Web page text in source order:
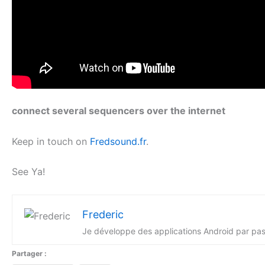
connect several sequencers over the internet
Keep in touch on Fredsound.fr.
See Ya!
Frederic
Je développe des applications Android par
Partager :